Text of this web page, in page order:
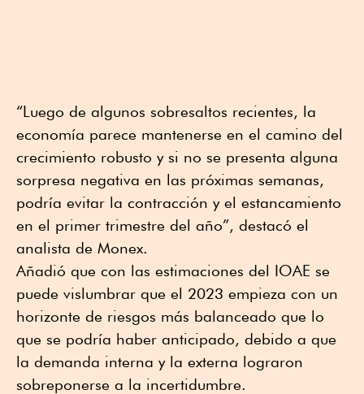
“Luego de algunos sobresaltos recientes, la
economía parece mantenerse en el camino del
crecimiento robusto y si no se presenta alguna
sorpresa negativa en las próximas semanas,
podría evitar la contracción y el estancamiento
en el primer trimestre del año”, destacó el
analista de Monex.
Añadió que con las estimaciones del IOAE se
puede vislumbrar que el 2023 empieza con un
horizonte de riesgos más balanceado que lo
que se podría haber anticipado, debido a que
la demanda interna y la externa lograron
sobreponerse a la incertidumbre.